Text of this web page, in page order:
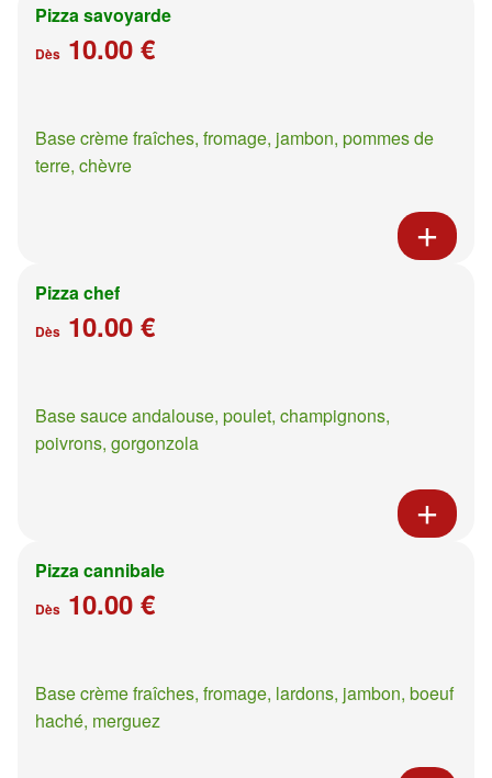
Pizza savoyarde
Dès 10.00 €
Base crème fraîches, fromage, jambon, pommes de
terre, chèvre
Pizza chef
Dès 10.00 €
Base sauce andalouse, poulet, champignons,
poivrons, gorgonzola
Pizza cannibale
Dès 10.00 €
Base crème fraîches, fromage, lardons, jambon, boeuf
haché, merguez